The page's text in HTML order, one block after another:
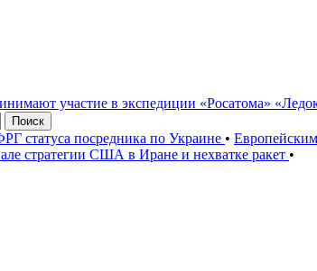
участие в экспедиции «Росатома»
Поиск
статуса посредника по Украине •
стратегии США в Иране и нехватке ракет •